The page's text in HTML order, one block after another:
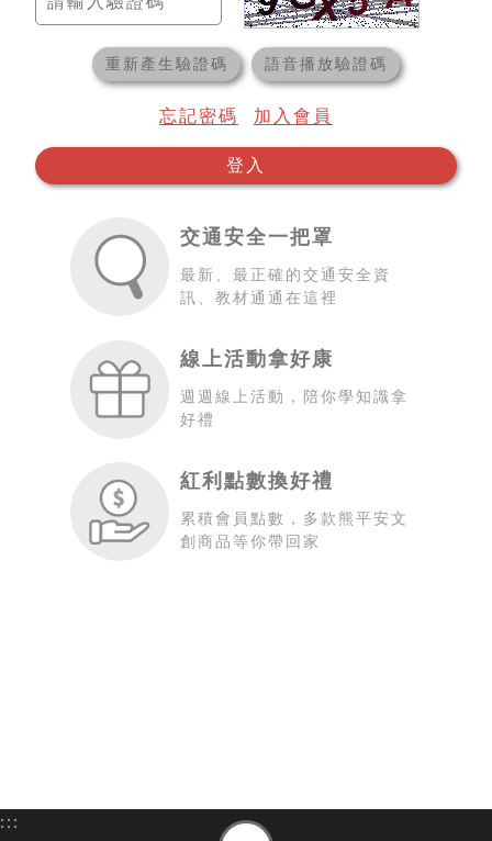
交通安全一把罩
最新、最正確的交通安全資
訊、教材通通在這裡
線上活動拿好康
週週線上活動，陪你學知識拿
好禮
紅利點數換好禮
累積會員點數，多款熊平安文
創商品等你帶回家
重新產生驗證碼 語音播放驗證碼
忘記密碼 加入會員
登入
:::